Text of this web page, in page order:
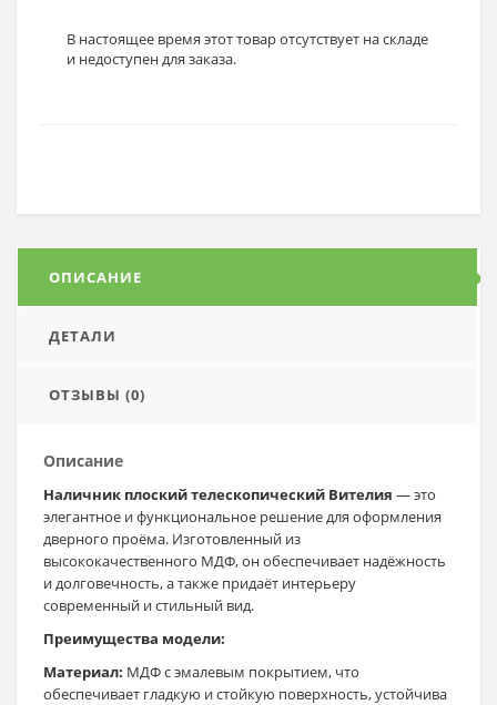
В настоящее время этот товар отсутствует на складе
и недоступен для заказа.
ОПИСАНИЕ
ДЕТАЛИ
ОТЗЫВЫ (0)
Описание
Наличник плоский телескопический Вителия — это
элегантное и функциональное решение для оформления
дверного проёма. Изготовленный из
высококачественного МДФ, он обеспечивает надёжность
и долговечность, а также придаёт интерьеру
современный и стильный вид.
Преимущества модели:
Материал: МДФ с эмалевым покрытием, что
обеспечивает гладкую и стойкую поверхность, устойчива